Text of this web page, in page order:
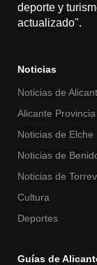
deporte y
actualizado".
Noticias
Noticias de
Alicante Provincia
Noticias de Elche
Noticias de
Noticias de
Cultura
Deportes
Guías de